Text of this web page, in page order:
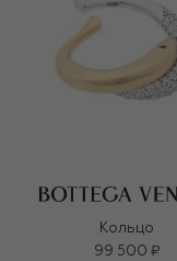
Кольцо
99 500 ₽